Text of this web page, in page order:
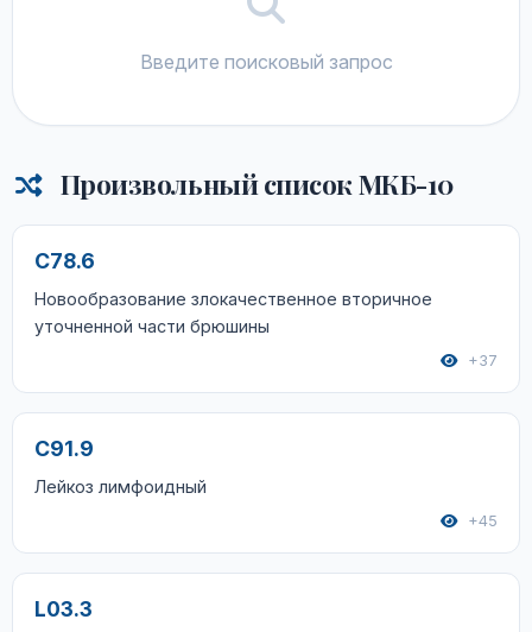
Введите поисковый запрос
Произвольный список МКБ-10
C78.6
Новообразование злокачественное вторичное
уточненной части брюшины
+37
C91.9
Лейкоз лимфоидный
+45
L03.3